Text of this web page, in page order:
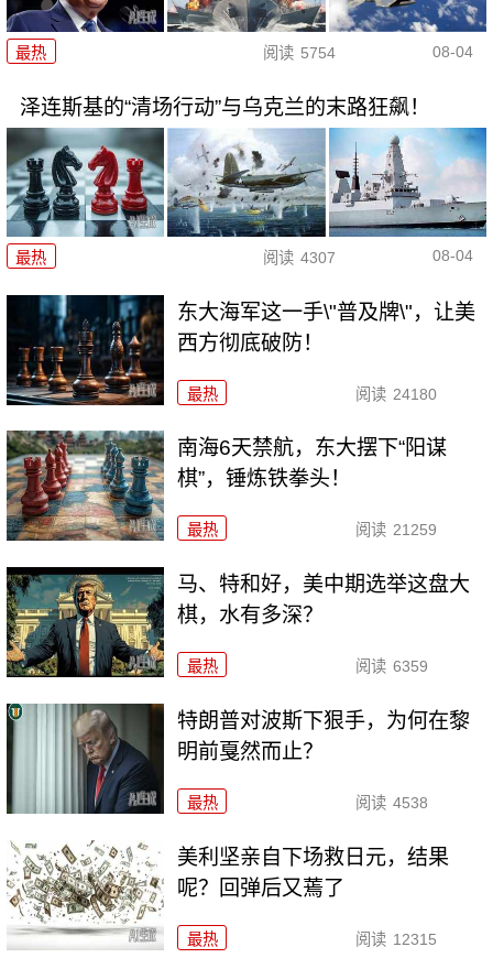
最热 阅读 5754 08-04
泽连斯基的“清场行动”与乌克兰的末路狂飙！
最热 阅读 4307 08-04
东大海军这一手\"普及牌\"，让美
西方彻底破防！
最热 阅读 24180
南海6天禁航，东大摆下“阳谋
棋”，锤炼铁拳头！
最热 阅读 21259
马、特和好，美中期选举这盘大
棋，水有多深？
最热 阅读 6359
特朗普对波斯下狠手，为何在黎
明前戛然而止？
最热 阅读 4538
美利坚亲自下场救日元，结果
呢？回弹后又蔫了
最热 阅读 12315